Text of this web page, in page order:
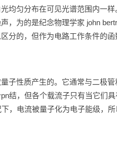
均匀分布在可见光谱范围内一
，为的是纪念物理学家 john
分的，但作为电路工作条件的
性质产生的。它通常与二极管
结，但各个载流子只有当它们
，电流被量子化为电子能级，